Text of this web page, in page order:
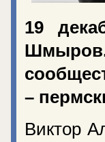
19
–
Виктор